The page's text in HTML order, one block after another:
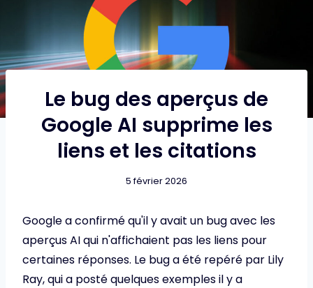
Le bug des aperçus de
Google AI supprime les
liens et les citations
5 février 2026
Google a confirmé qu'il y avait un bug avec les
aperçus AI qui n'affichaient pas les liens pour
certaines réponses. Le bug a été repéré par Lily
Ray, qui a posté quelques exemples il y a